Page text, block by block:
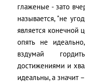
глаженые - зато
называется, "не
является конечной
опять не
вздумай
достижениями и
идеальны, а значит